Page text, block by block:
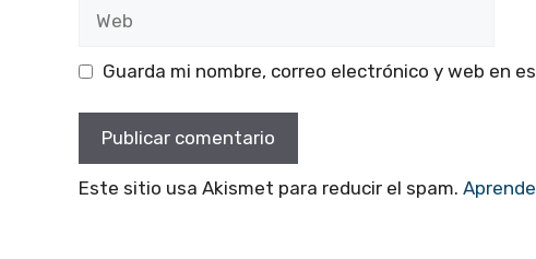
Guarda mi nombre, correo electrónico y web en
Este sitio usa Akismet para reducir el spam.